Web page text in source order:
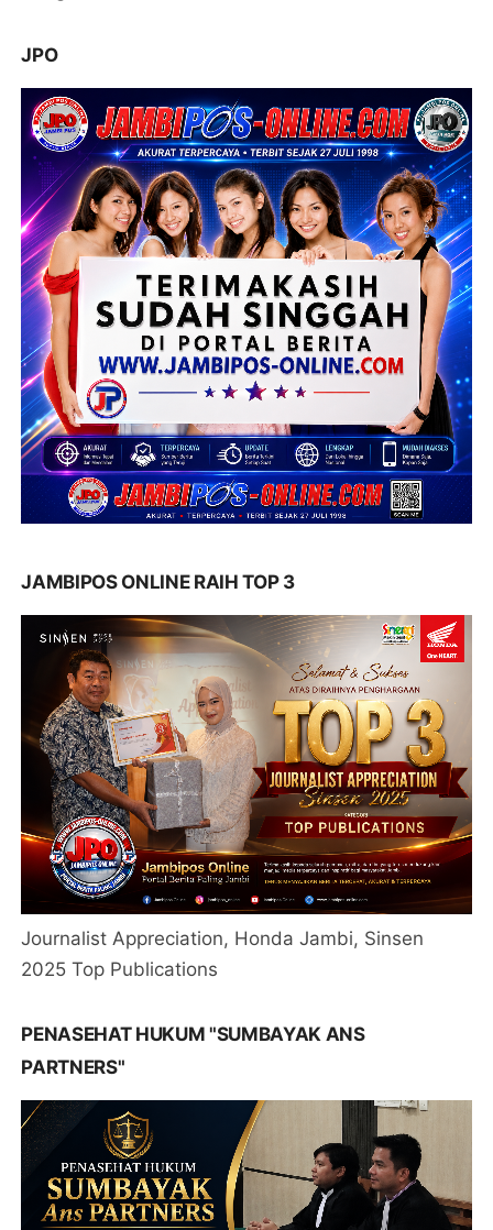
JPO
JAMBIPOS ONLINE RAIH TOP 3
Journalist Appreciation, Honda Jambi, Sinsen
2025 Top Publications
PENASEHAT HUKUM "SUMBAYAK ANS
PARTNERS"